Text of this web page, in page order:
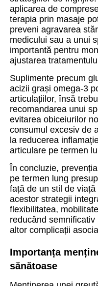
aplicarea de
terapia prin masaje
preveni agravarea
medicului sau a unui
importantă pentru
ajustarea
Suplimente precum
acizii grași omega-3
articulațiilor, însă
recomandarea unui
evitarea obiceiurilor
consumul excesiv de
la reducerea
articulare pe termen
În concluzie,
pe termen lung
față de un stil de
acestor strategii
flexibilitatea,
reducând
altor complicații
Importanța
sănătoase